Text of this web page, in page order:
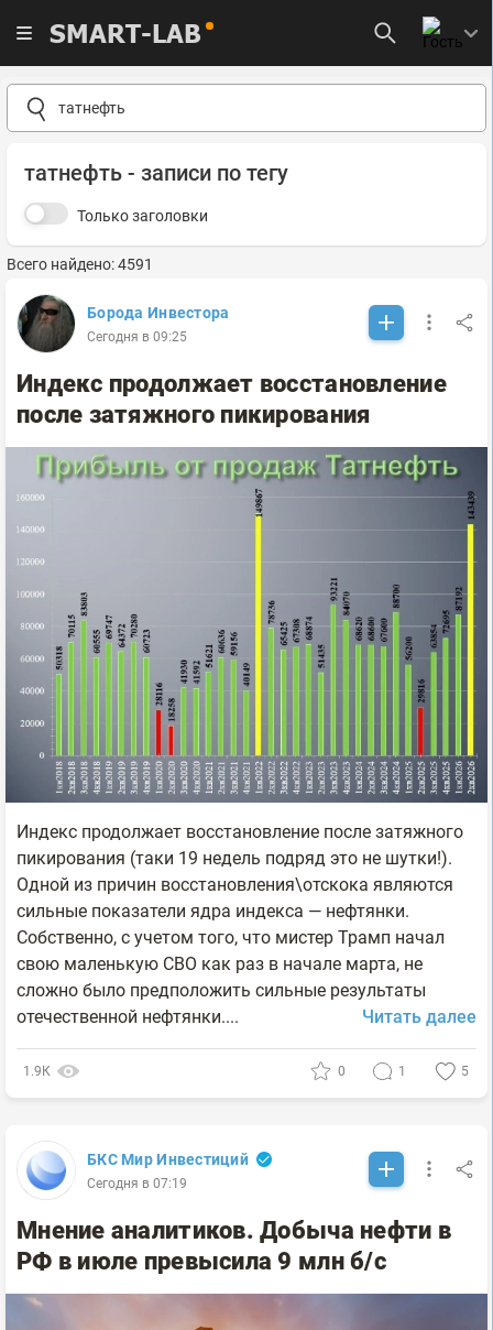
SMART-LAB
татнефть - записи по тегу
Только заголовки
Всего найдено: 4591
Борода Инвестора
Сегодня в 09:25
Индекс продолжает восстановление
после затяжного пикирования
Индекс продолжает восстановление после затяжного
пикирования (таки 19 недель подряд это не шутки!).
Одной из причин восстановления\отскока являются
сильные показатели ядра индекса — нефтянки.
Собственно, с учетом того, что мистер Трамп начал
свою маленькую СВО как раз в начале марта, не
сложно было предположить сильные результаты
отечественной нефтянки....
Читать далее
1.9К 0 1 5
БКС Мир Инвестиций
Сегодня в 07:19
Мнение аналитиков. Добыча нефти в
РФ в июле превысила 9 млн б/с